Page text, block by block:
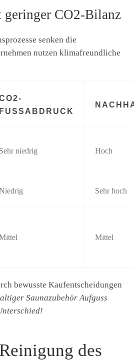
CO2-Bilanz
senken die
nutzen klimafreundliche
FUSSABDRUCK
Sehr niedrig Hoch
Sehr hoch
Mittel
bewusste Kaufentscheidungen
Saunazubehör Aufguss
des